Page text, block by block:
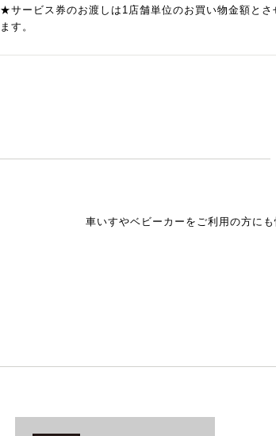
★サービス券のお渡しは1店舗単位のお買い物金額とさ
ます。
車いすやベビーカーをご利用の方に